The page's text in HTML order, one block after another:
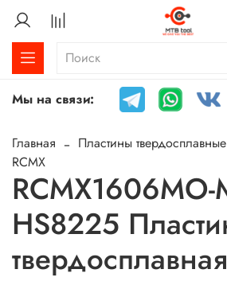
Мы на связи:
Главная Пластины
RCMX
RCMX1606MO-
HS8225